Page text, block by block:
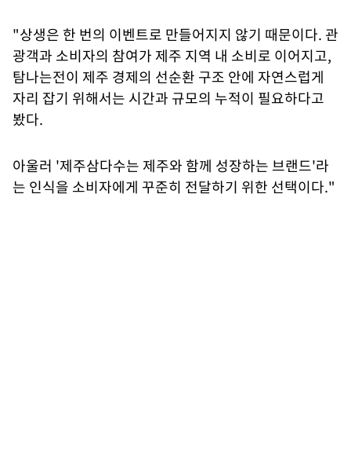
"상생은 한 번의 이벤트로 만들어지지 않기 때문이다. 관
광객과 소비자의 참여가 제주 지역 내 소비로 이어지고,
탐나는전이 제주 경제의 선순환 구조 안에 자연스럽게
자리 잡기 위해서는 시간과 규모의 누적이 필요하다고
봤다.
아울러 '제주삼다수는 제주와 함께 성장하는 브랜드'라
는 인식을 소비자에게 꾸준히 전달하기 위한 선택이다."